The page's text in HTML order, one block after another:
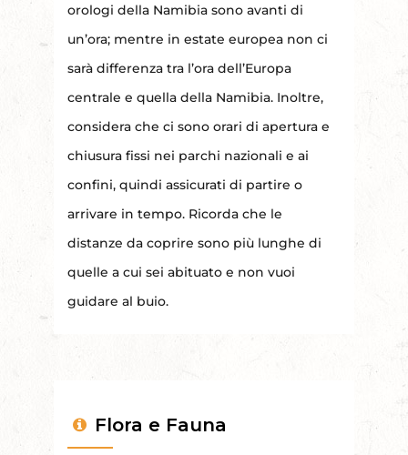
orologi della Namibia sono avanti di
un’ora; mentre in estate europea non ci
sarà differenza tra l’ora dell’Europa
centrale e quella della Namibia. Inoltre,
considera che ci sono orari di apertura e
chiusura fissi nei parchi nazionali e ai
confini, quindi assicurati di partire o
arrivare in tempo. Ricorda che le
distanze da coprire sono più lunghe di
quelle a cui sei abituato e non vuoi
guidare al buio.
Flora e Fauna